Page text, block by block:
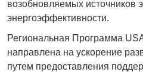
возобновляемых источников
энергоэффективности.
Региональная Программа
направлена на ускорение
путем предоставления